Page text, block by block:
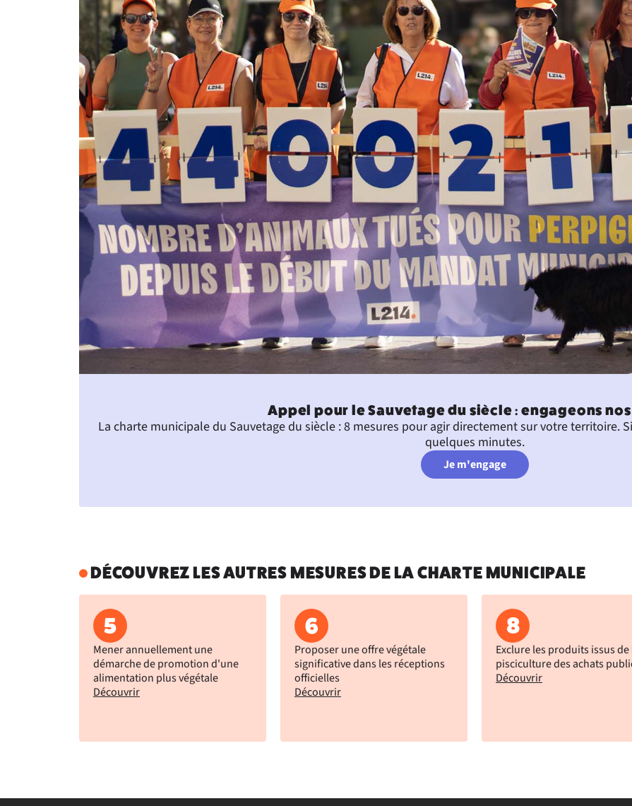
Appel pour le Sauvetage du siècle : engageons
La charte municipale du Sauvetage du siècle : 8 mesures pour agir directement sur votre territoire.
quelques minutes.
Je m'engage
DÉCOUVREZ LES AUTRES MESURES DE LA CHARTE MUNICIPALE
5
Mener annuellement une
démarche de promotion d'une
alimentation plus végétale
Découvrir
6
Proposer une offre végétale
significative dans les réceptions
officielles
Découvrir
8
Exclure les produits issus de
pisciculture des achats
Découvrir